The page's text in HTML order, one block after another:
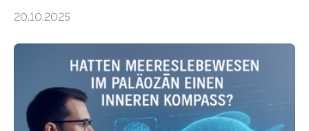
Umweltwissenschaften der Universität Bremen –
Stoffkreislauf im Ozean prägen. Die Überblicksstudie
mit dem Titel „Iron’s Irony“ ist in Communications Earth
& Environment erschienen. Die Studie fasst bestehende
Forschungsergebnisse zusammen und interpretiert sie
20.10.2025